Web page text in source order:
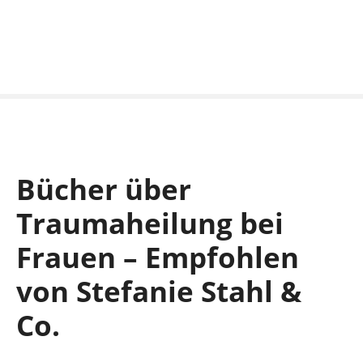
Bücher über
Traumaheilung bei
Frauen – Empfohlen
von Stefanie Stahl &
Co.